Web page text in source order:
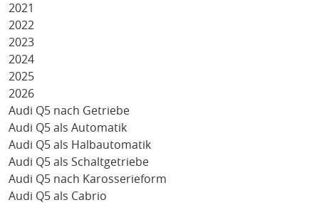
2021
2022
2023
2024
2025
2026
Audi Q5 nach Getriebe
Audi Q5 als Automatik
Audi Q5 als Halbautomatik
Audi Q5 als Schaltgetriebe
Audi Q5 nach Karosserieform
Audi Q5 als Cabrio